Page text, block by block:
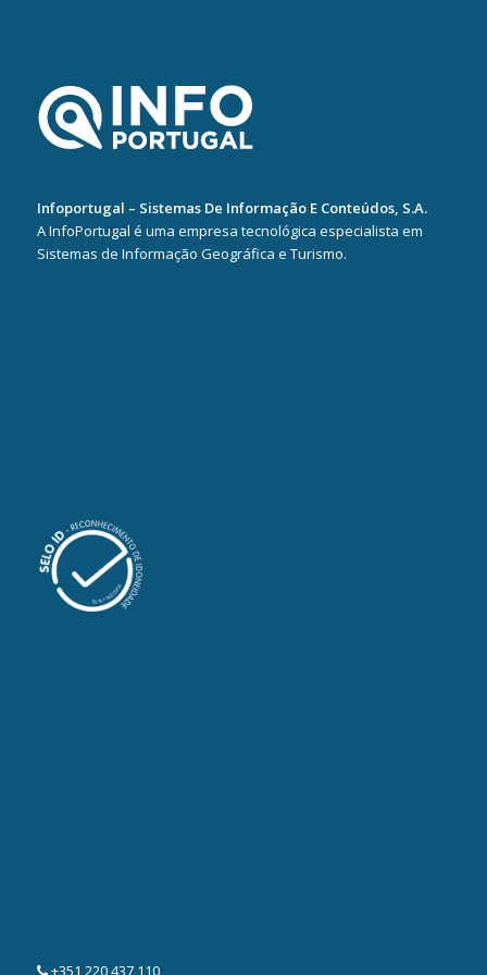
Infoportugal – Sistemas De Informação E Conteúdos, S.A.
A InfoPortugal é uma empresa tecnológica especialista em
Sistemas de Informação Geográfica e Turismo.
+351 220 437 110